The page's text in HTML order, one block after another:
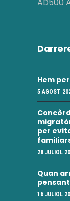
Hem
5 AGOST
per
28 JULIOL
Quan
16 JULIOL